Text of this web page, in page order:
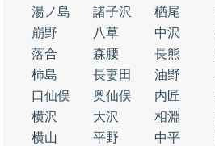
湯ノ島
諸子沢 楢尾
崩野
八草 中沢
落合
森腰 長熊
柿島
長妻田 油野
口仙俣
奥仙俣 内匠
横沢
大沢 相淵
横山
平野 中平